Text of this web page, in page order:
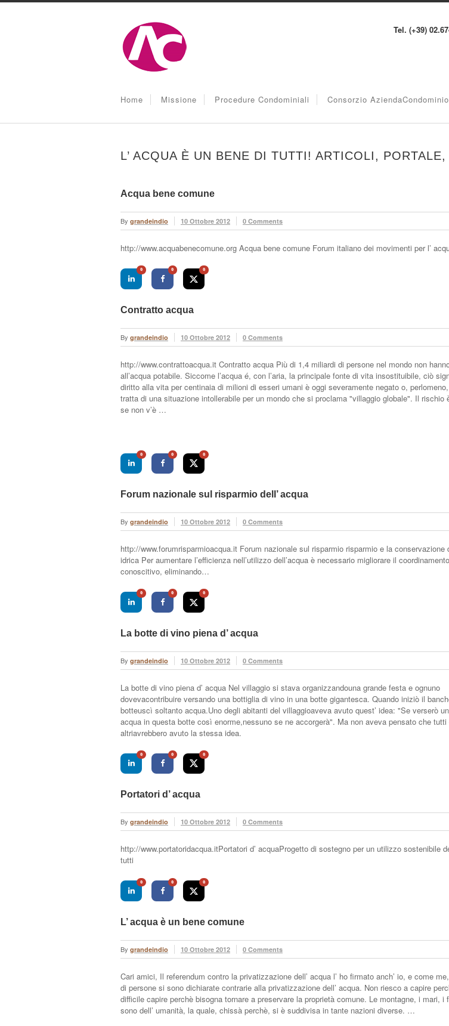
Tel. (+39)
Home Missione Procedure Condominiali Consorzio AziendaCondominio
L’ ACQUA È UN BENE DI TUTTI! ARTICOLI,
Acqua bene comune
By grandeindio 10 Ottobre 2012 0 Comments
http://www.acquabenecomune.org Acqua bene comune Forum italiano dei movimenti per l’
0 0 0
Contratto acqua
By grandeindio 10 Ottobre 2012 0 Comments
http://www.contrattoacqua.it Contratto acqua Più di 1,4 miliardi di persone nel mondo non
all’acqua potabile. Siccome l’acqua é, con l’aria, la principale fonte di vita insostituibile, ciò
diritto alla vita per centinaia di milioni di esseri umani è oggi severamente negato o,
tratta di una situazione intollerabile per un mondo che si proclama "villaggio globale". Il rischio
se non v’è …
0 0 0
Forum nazionale sul risparmio dell’ acqua
By grandeindio 10 Ottobre 2012 0 Comments
http://www.forumrisparmioacqua.it Forum nazionale sul risparmio risparmio e la conservazione
idrica Per aumentare l’efficienza nell’utilizzo dell’acqua è necessario migliorare il
conoscitivo, eliminando…
0 0 0
La botte di vino piena d’ acqua
By grandeindio 10 Ottobre 2012 0 Comments
La botte di vino piena d’ acqua Nel villaggio si stava organizzandouna grande festa e ognuno
dovevacontribuire versando una bottiglia di vino in una botte gigantesca. Quando iniziò il
botteuscì soltanto acqua.Uno degli abitanti del villaggioaveva avuto quest’ idea: "Se verserò
acqua in questa botte così enorme,nessuno se ne accorgerà". Ma non aveva pensato che tutti
altriavrebbero avuto la stessa idea.
0 0 0
Portatori d’ acqua
By grandeindio 10 Ottobre 2012 0 Comments
http://www.portatoridacqua.itPortatori d’ acquaProgetto di sostegno per un utilizzo sostenibile
tutti
0 0 0
L’ acqua è un bene comune
By grandeindio 10 Ottobre 2012 0 Comments
Cari amici, Il referendum contro la privatizzazione dell’ acqua l’ ho firmato anch’ io, e come
di persone si sono dichiarate contrarie alla privatizzazione dell’ acqua. Non riesco a capire
difficile capire perchè bisogna tornare a preservare la proprietà comune. Le montagne, i mari, i
sono dell’ umanità, la quale, chissà perchè, si è suddivisa in tante nazioni diverse. …